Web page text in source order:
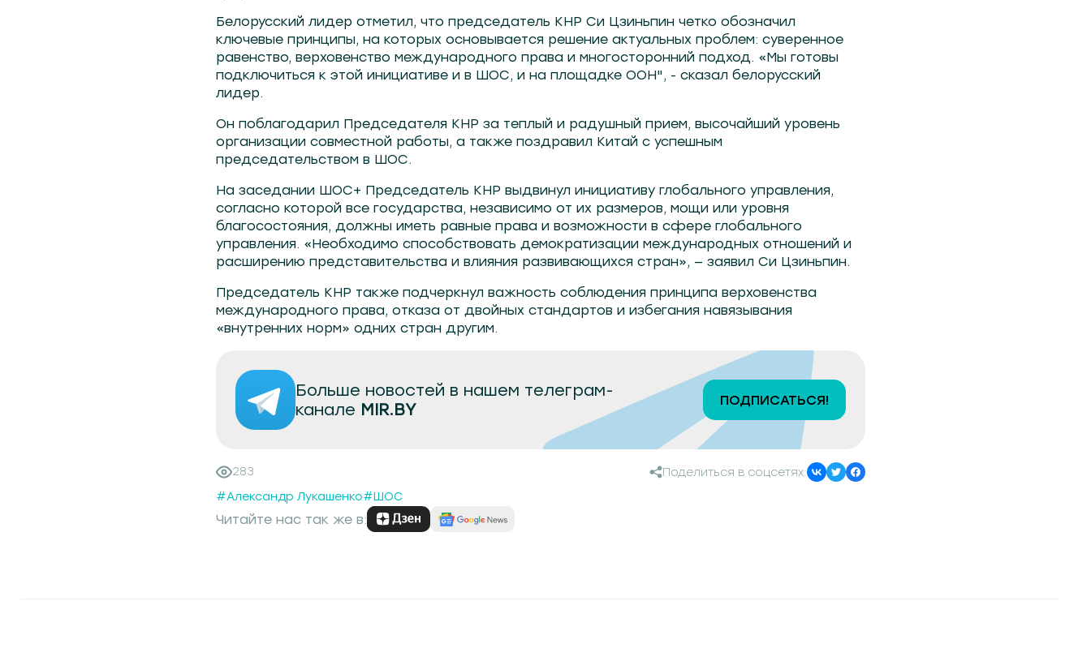
Белорусский лидер отметил, что председатель КНР Си Цзиньпин четко обозначил
ключевые принципы, на которых основывается решение актуальных проблем: суверенное
равенство, верховенство международного права и многосторонний подход. «Мы готовы
подключиться к этой инициативе и в ШОС, и на площадке ООН", - сказал белорусский
лидер.
Он поблагодарил Председателя КНР за теплый и радушный прием, высочайший уровень
организации совместной работы, а также поздравил Китай с успешным
председательством в ШОС.
На заседании ШОС+ Председатель КНР выдвинул инициативу глобального управления,
согласно которой все государства, независимо от их размеров, мощи или уровня
благосостояния, должны иметь равные права и возможности в сфере глобального
управления. «Необходимо способствовать демократизации международных отношений и
расширению представительства и влияния развивающихся стран», — заявил Си Цзиньпин.
Председатель КНР также подчеркнул важность соблюдения принципа верховенства
международного права, отказа от двойных стандартов и избегания навязывания
«внутренних норм» одних стран другим.
Больше новостей в нашем телеграм-
канале MIR.BY ПОДПИСАТЬСЯ!
283
Поделиться в соцсетях:
#Александр Лукашенко#ШОС
Читайте нас так же в: